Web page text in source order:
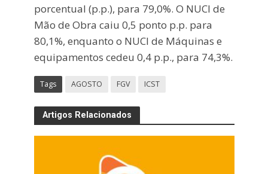
porcentual (p.p.), para 79,0%. O NUCI de
Mão de Obra caiu 0,5 ponto p.p. para
80,1%, enquanto o NUCI de Máquinas e
equipamentos cedeu 0,4 p.p., para 74,3%.
Tags AGOSTO FGV ICST
Artigos Relacionados